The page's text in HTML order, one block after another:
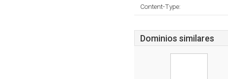
Content-Type:
Dominios similares